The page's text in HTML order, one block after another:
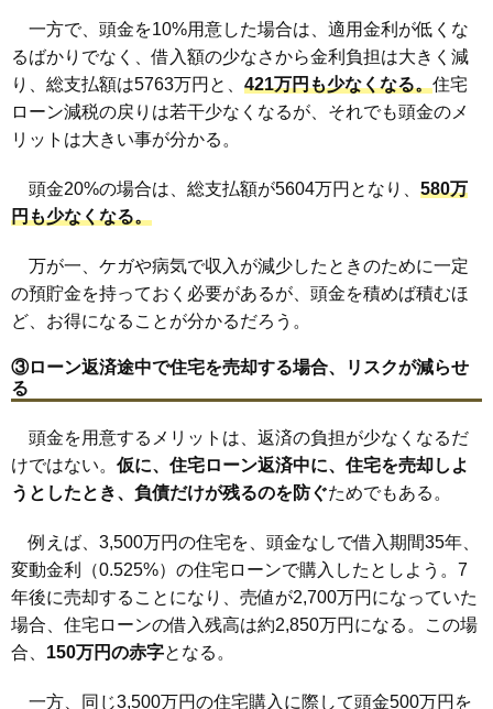
一方で、頭金を10%用意した場合は、適用金利が低くな
るばかりでなく、借入額の少なさから金利負担は大きく減
り、総支払額は5763万円と、 421万円も少なくなる。住宅
ローン減税の戻りは若干少なくなるが、それでも頭金のメ
リットは大きい事が分かる。
頭金20%の場合は、総支払額が5604万円となり、 580万
円も少なくなる。
万が一、ケガや病気で収入が減少したときのために一定
の預貯金を持っておく必要があるが、頭金を積めば積むほ
ど、お得になることが分かるだろう。
③ローン返済途中で住宅を売却する場合、リスクが減らせ
る
頭金を用意するメリットは、返済の負担が少なくなるだ
けではない。 仮に、住宅ローン返済中に、住宅を売却しよ
うとしたとき、負債だけが残るのを防ぐためでもある。
例えば、3,500万円の住宅を、頭金なしで借入期間35年、
変動金利（0.525%）の住宅ローンで購入したとしよう。7
年後に売却することになり、売値が2,700万円になっていた
場合、住宅ローンの借入残高は約2,850万円になる。この場
合、 150万円の赤字となる。
一方、同じ3,500万円の住宅購入に際して頭金500万円を